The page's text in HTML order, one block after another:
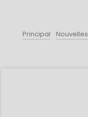
Principal Nouvelles